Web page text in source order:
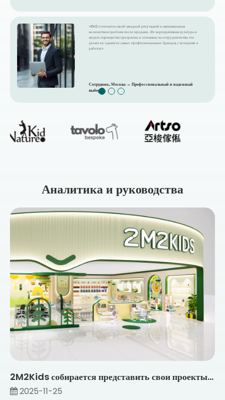
«2М2 отличается своей звездной репутацией и минимальным
количеством проблем после продажи. Их корпоративная культура и
модель партнерства прозрачны и основаны на сотрудничестве, что
делает их одним из самых профессиональных брендов, с которыми я
работал».
Сотрудник, Москва → Профессиональный и надежный
выбор
Аналитика и руководства
2M2Kids собирается представить свои проекты на мировых отраслевых выставках и приглашает зарубежных партнеров к сотрудничеству
2025-11-25